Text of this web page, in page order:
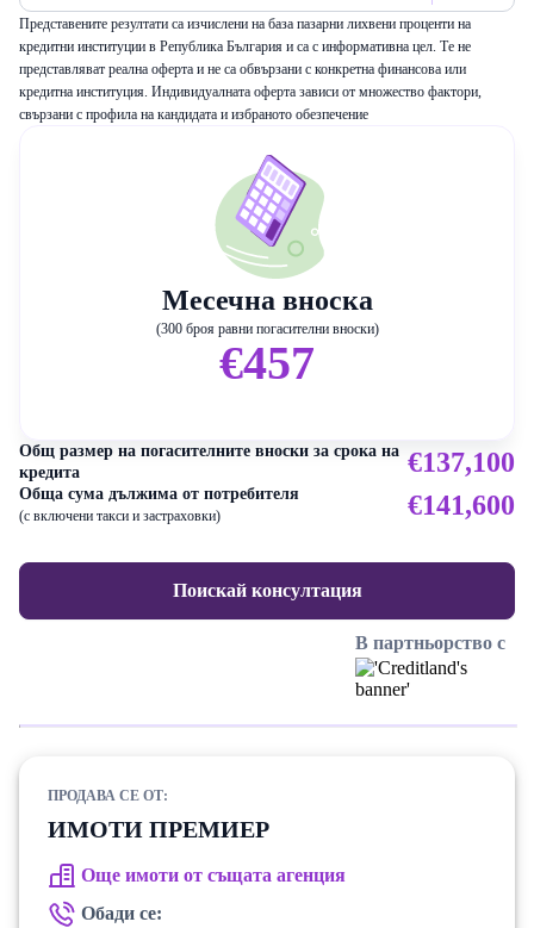
Представените резултати са изчислени на база пазарни лихвени проценти на
кредитни институции в Република България и са с информативна цел. Те не
представляват реална оферта и не са обвързани с конкретна финансова или
кредитна институция. Индивидуалната оферта зависи от множество фактори,
свързани с профила на кандидата и избраното обезпечение
Месечна вноска
(300 броя равни погасителни вноски)
€457
Общ размер на погасителните вноски за срока на
кредита
€137,100
Обща сума дължима от потребителя
(с включени такси и застраховки) €141,600
Поискай консултация
В партньорство с
ПРОДАВА СЕ ОТ:
ИМОТИ ПРЕМИЕР
Още имоти от същата агенция
Обади се: